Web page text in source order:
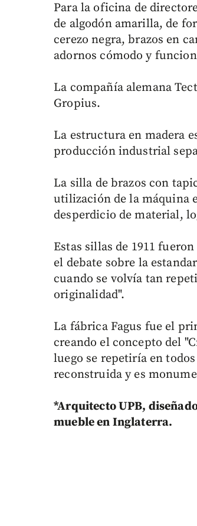
Para la oficina de
de algodón amarilla, de
cerezo negra, brazos en
adornos cómodo y
La compañía alemana
Gropius.
La estructura en madera
producción industrial
La silla de brazos con
utilización de la máquina
desperdicio de material,
Estas sillas de 1911
el debate sobre la
cuando se volvía tan
originalidad".
La fábrica Fagus fue el
creando el concepto del
luego se repetiría en
reconstruida y es
*Arquitecto UPB,
mueble en Inglaterra.